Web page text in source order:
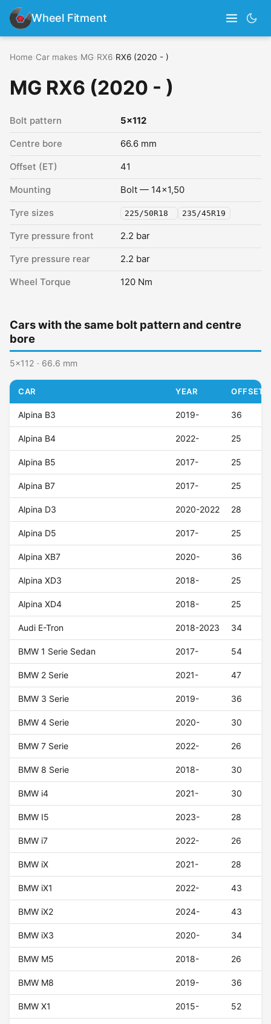
Wheel Fitment
Home Car makes MG RX6 RX6 (2020 - )
MG RX6 (2020 - )
Bolt pattern 5x112
Centre bore 66.6 mm
Offset (ET) 41
Mounting Bolt — 14x1,50
Tyre sizes 225/50R18 235/45R19
Tyre pressure front 2.2 bar
Tyre pressure rear 2.2 bar
Wheel Torque 120 Nm
Cars with the same bolt pattern and centre
bore
5x112 · 66.6 mm
CAR YEAR OFFSET
Alpina B3 2019- 36
Alpina B4 2022- 25
Alpina B5 2017- 25
Alpina B7 2017- 25
Alpina D3 2020-2022 28
Alpina D5 2017- 25
Alpina XB7 2020- 36
Alpina XD3 2018- 25
Alpina XD4 2018- 25
Audi E-Tron 2018-2023 34
BMW 1 Serie Sedan 2017- 54
BMW 2 Serie 2021- 47
BMW 3 Serie 2019- 36
BMW 4 Serie 2020- 30
BMW 7 Serie 2022- 26
BMW 8 Serie 2018- 30
BMW i4 2021- 30
BMW I5 2023- 28
BMW i7 2022- 26
BMW iX 2021- 28
BMW iX1 2022- 43
BMW iX2 2024- 43
BMW iX3 2020- 34
BMW M5 2018- 26
BMW M8 2019- 36
BMW X1 2015- 52